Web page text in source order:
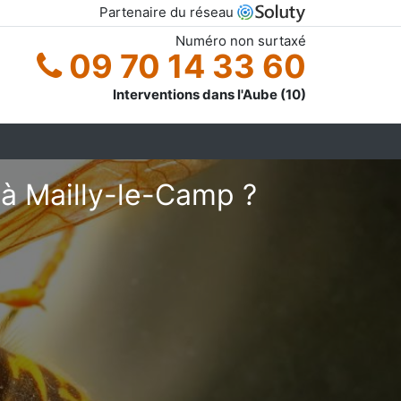
Partenaire du réseau
Numéro non surtaxé
09 70 14 33 60
Interventions dans l'Aube (10)
Mailly-le-Camp ?